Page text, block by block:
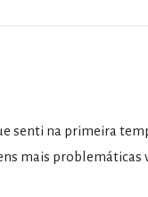
senti na primeira
mais problemáticas